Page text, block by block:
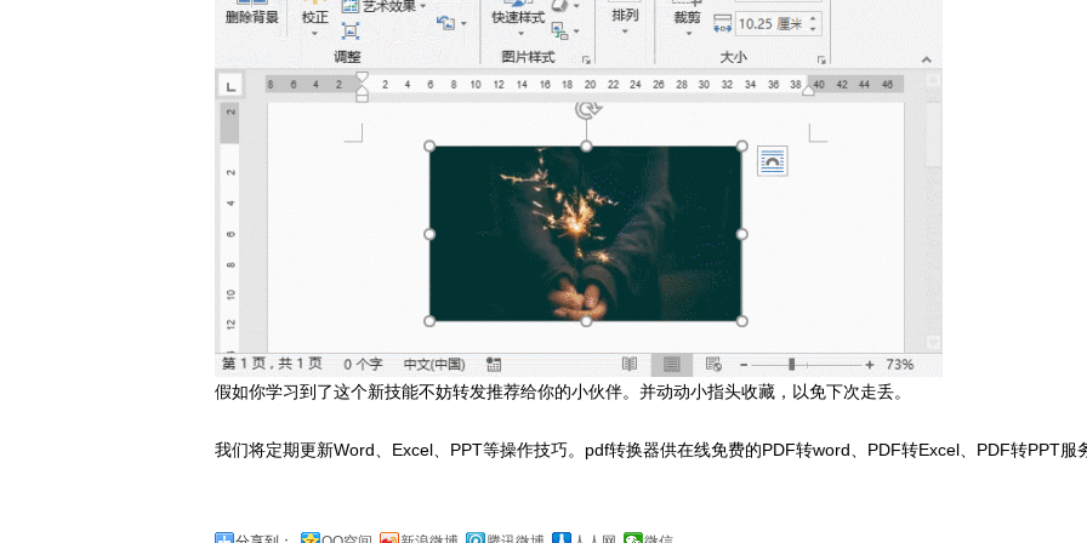
假如你学习到了这个新技能不妨转发推荐给你的小伙伴。并动动小指头收藏，以免下次走丢。
我们将定期更新Word、Excel、PPT等操作技巧。pdf转换器供在线免费的PDF转word、PDF转Excel、PDF转PPT服